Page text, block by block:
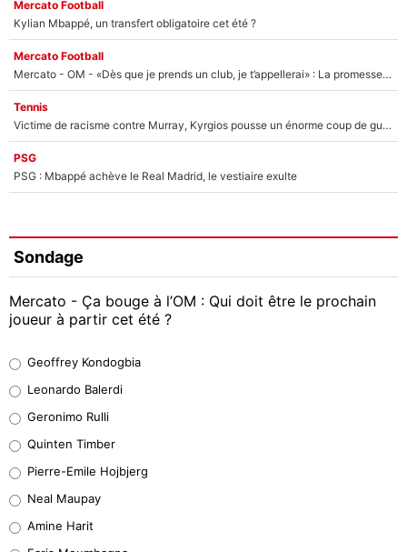
Mercato Football
Kylian Mbappé, un transfert obligatoire cet été ?
Mercato Football
Mercato - OM - «Dès que je prends un club, je t’appellerai» : La promesse de Marcelino au moment de claquer la porte
Tennis
Victime de racisme contre Murray, Kyrgios pousse un énorme coup de gueule !
PSG
PSG : Mbappé achève le Real Madrid, le vestiaire exulte
Sondage
Mercato - Ça bouge à l’OM : Qui doit être le prochain
joueur à partir cet été ?
38%
32%
4%
1%
Geoffrey Kondogbia
Leonardo Balerdi
Geronimo Rulli
Quinten Timber
Pierre-Emile Hojbjerg
Neal Maupay
Amine Harit